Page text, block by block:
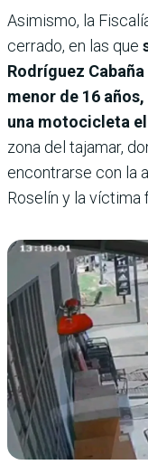
Asimismo, la
cerrado, en las que
Rodríguez
menor de 16
una motocicleta
zona del tajamar,
encontrarse con la
Roselín y la víctima